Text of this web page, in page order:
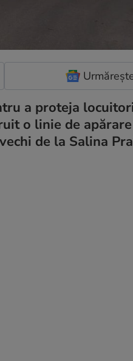
a proteja
o linie de
de la Salina